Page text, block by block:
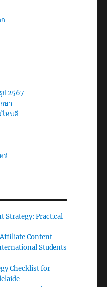
ก
ป 2567
ษา
ไหนดี
ร่
Strategy: Practical
Content
Students
Checklist for